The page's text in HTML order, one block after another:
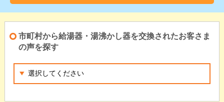
市町村から給湯器・湯沸かし器を交換されたお客さま
の声を探す